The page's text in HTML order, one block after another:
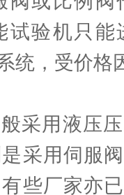
试验机只能
统，受价格
采用液压
采用伺服
些厂家亦